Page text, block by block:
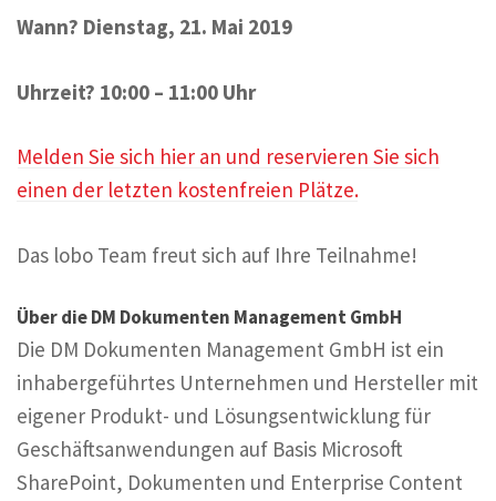
Wann? Dienstag, 21. Mai 2019
Uhrzeit? 10:00 – 11:00 Uhr
Melden Sie sich hier an und reservieren Sie sich
einen der letzten kostenfreien Plätze.
Das lobo Team freut sich auf Ihre Teilnahme!
Über die DM Dokumenten Management GmbH
Die DM Dokumenten Management GmbH ist ein
inhabergeführtes Unternehmen und Hersteller mit
eigener Produkt- und Lösungsentwicklung für
Geschäftsanwendungen auf Basis Microsoft
SharePoint, Dokumenten und Enterprise Content